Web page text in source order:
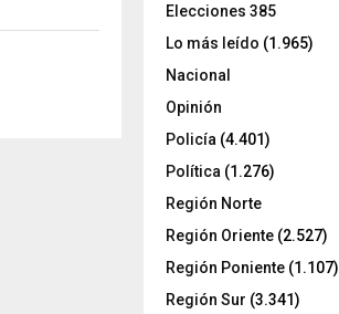
Elecciones 385
Lo más leído (1.965)
Nacional
Opinión
Policía (4.401)
Política (1.276)
Región Norte
Región Oriente (2.527)
Región Poniente (1.107)
Región Sur (3.341)